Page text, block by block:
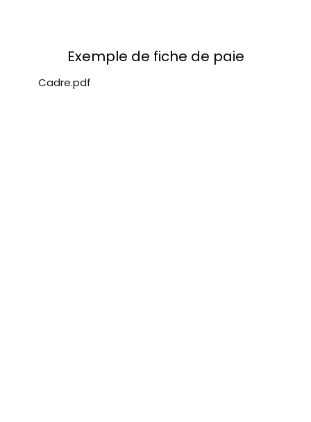
Exemple de fiche de paie
Cadre.pdf